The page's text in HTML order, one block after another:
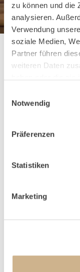
zu können und die
analysieren.
Verwendung
soziale Medien,
Partner führen
weiteren Daten
Notwendig
Präferenzen
Statistiken
Marketing